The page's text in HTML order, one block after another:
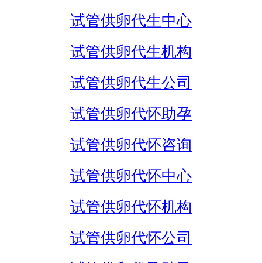
试管供卵代生中心
试管供卵代生机构
试管供卵代生公司
试管供卵代怀助孕
试管供卵代怀咨询
试管供卵代怀中心
试管供卵代怀机构
试管供卵代怀公司